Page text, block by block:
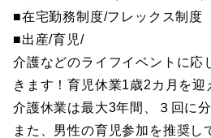
■在宅勤務制度/フレックス制度
■出産/育児/
介護などのライフイベントに応
きます！育児休業1歳2カ月を迎
介護休業は最大3年間、３回に
また、男性の育児参加を推奨し